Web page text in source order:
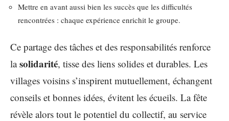
Mettre en avant aussi bien les succès que les difficultés
rencontrées : chaque expérience enrichit le groupe.
Ce partage des tâches et des responsabilités renforce
lasolidarité, tisse des liens solides et durables. Les
villages voisins s’inspirent mutuellement, échangent
conseils et bonnes idées, évitent les écueils. La fête
révèle alors tout le potentiel du collectif, au service